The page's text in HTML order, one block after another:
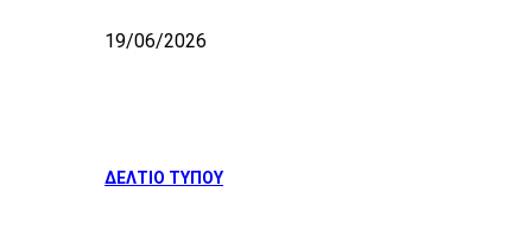
19/06/2026
ΔΕΛΤΙΟ ΤΥΠΟΥ